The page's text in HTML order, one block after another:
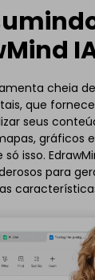
cheia
que
seus
gráficos
isso.
para